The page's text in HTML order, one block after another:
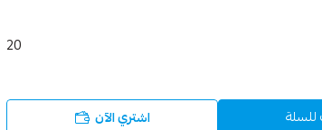
20
اشتري الآن